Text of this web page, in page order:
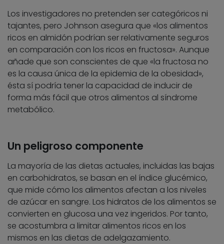
Los investigadores no pretenden ser categóricos ni
tajantes, pero Johnson asegura que «los alimentos
ricos en almidón podrían ser relativamente seguros
en comparación con los ricos en fructosa». Aunque
añade que son conscientes de que «la fructosa no
es la causa única de la epidemia de la obesidad»,
ésta sí podría tener la capacidad de inducir de
forma más fácil que otros alimentos al síndrome
metabólico.
Un peligroso componente
La mayoría de las dietas actuales, incluidas las bajas
en carbohidratos, se basan en el índice glucémico,
que mide cómo los alimentos afectan a los niveles
de azúcar en sangre. Los hidratos de los alimentos se
convierten en glucosa una vez ingeridos. Por tanto,
se acostumbra a limitar alimentos ricos en los
mismos en las dietas de adelgazamiento.